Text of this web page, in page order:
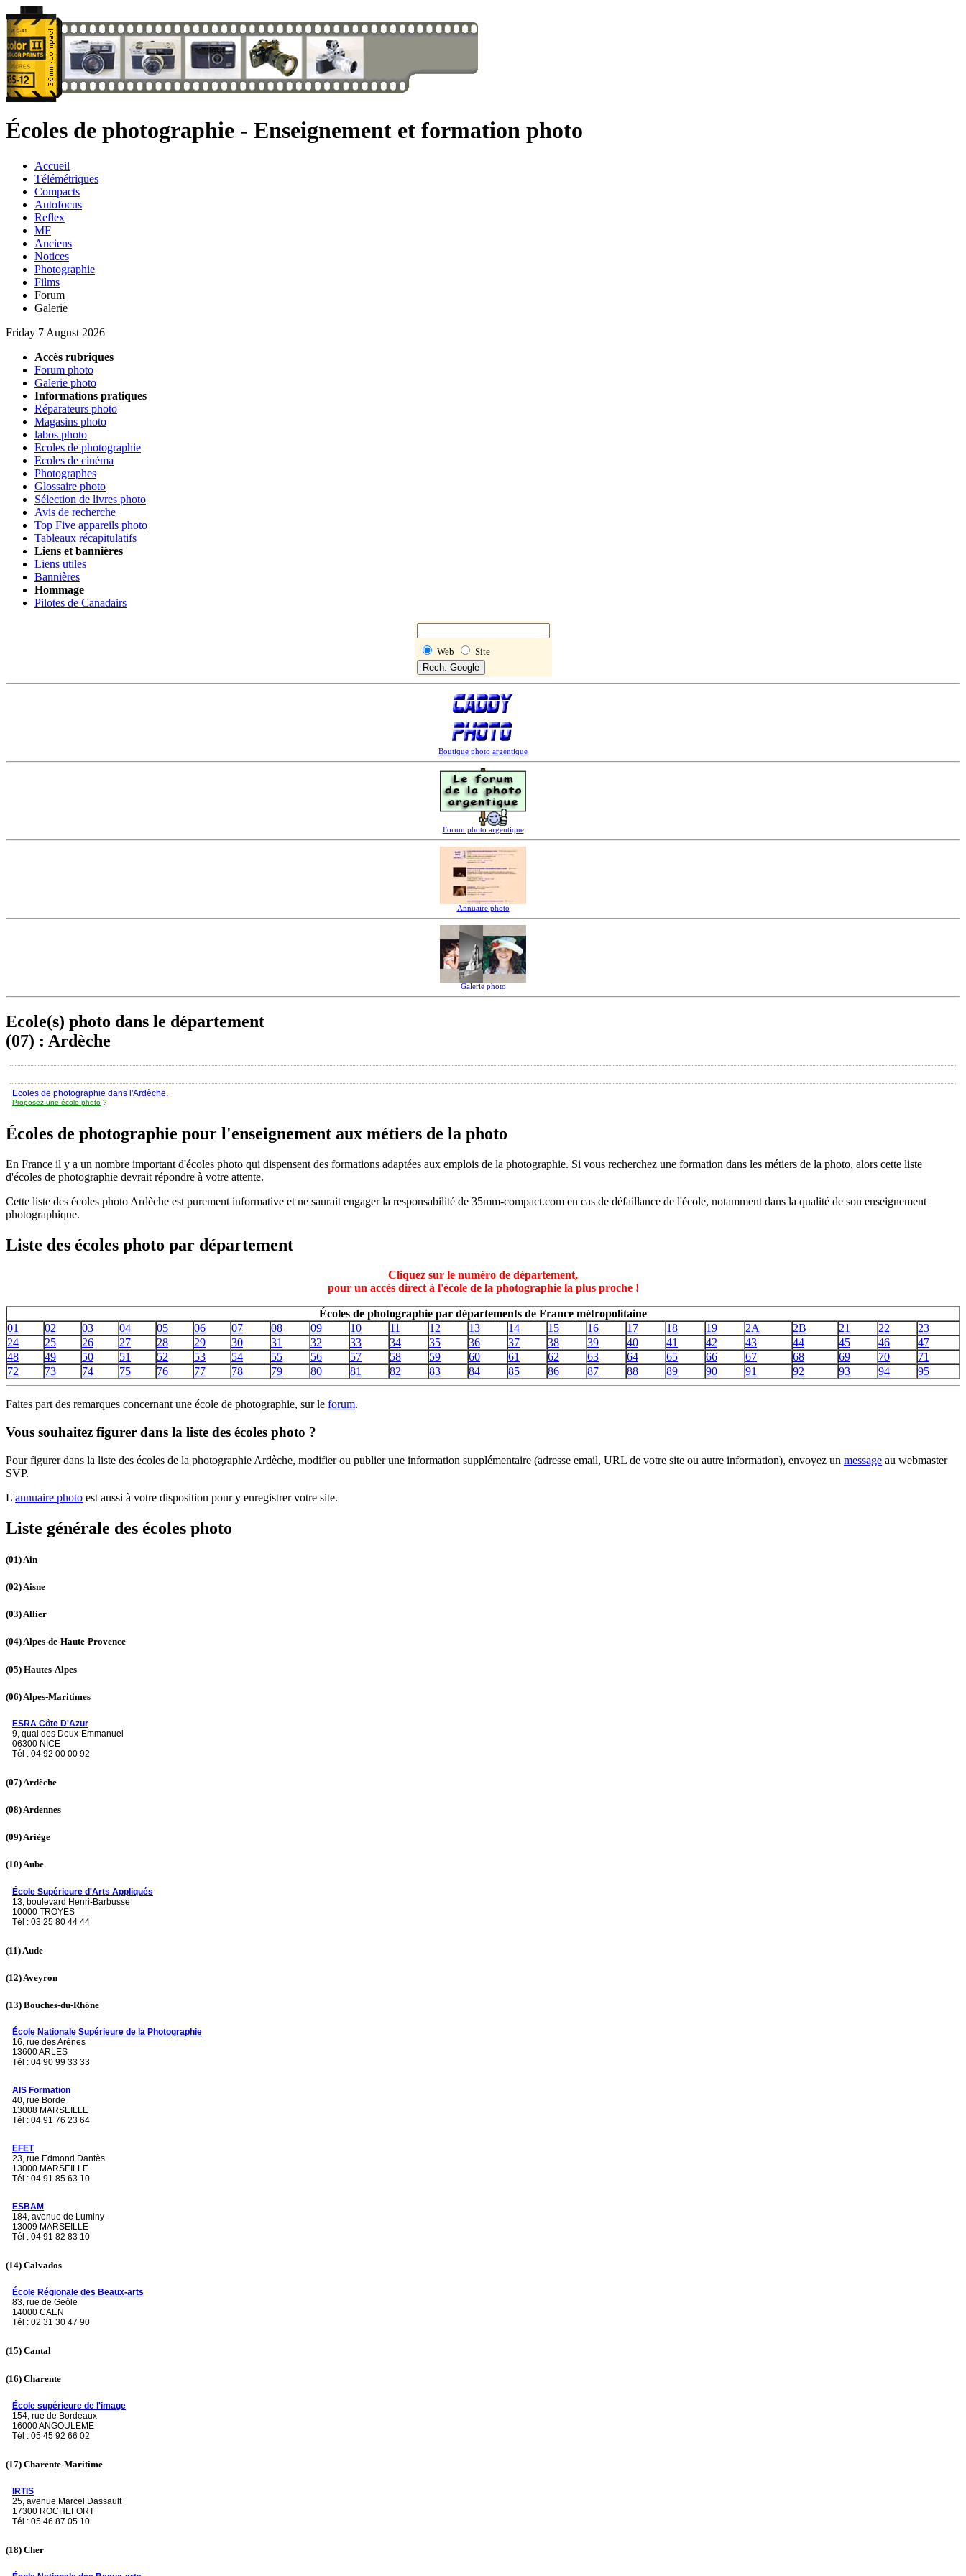
Écoles de photographie - Enseignement et formation photo
Accueil
Télémétriques
Compacts
Autofocus
Reflex
MF
Anciens
Notices
Photographie
Films
Forum
Galerie
Friday 7 August 2026
Accès rubriques
Forum photo
Galerie photo
Informations pratiques
Réparateurs photo
Magasins photo
labos photo
Ecoles de photographie
Ecoles de cinéma
Photographes
Glossaire photo
Sélection de livres photo
Avis de recherche
Top Five appareils photo
Tableaux récapitulatifs
Liens et bannières
Liens utiles
Bannières
Hommage
Pilotes de Canadairs
Web Site
Boutique photo argentique
Forum photo argentique
Annuaire photo
Galerie photo
Ecole(s) photo dans le département
(07) : Ardèche
Ecoles de photographie dans l'Ardèche.
Proposez une école photo ?
Écoles de photographie pour l'enseignement aux métiers de la photo
En France il y a un nombre important d'écoles photo qui dispensent des formations adaptées aux emplois de la photographie. Si vous recherchez une formation dans les métiers de la photo, alors cette liste
d'écoles de photographie devrait répondre à votre attente.
Cette liste des écoles photo Ardèche est purement informative et ne saurait engager la responsabilité de 35mm-compact.com en cas de défaillance de l'école, notamment dans la qualité de son enseignement
photographique.
Liste des écoles photo par département
Cliquez sur le numéro de département,
pour un accès direct à l'école de la photographie la plus proche !
Écoles de photographie par départements de France métropolitaine
01
02 03 04 05 06 07 08 09 10 11 12 13 14 15 16 17 18 19 2A 2B 21 22
23
24
25 26 27 28 29 30 31 32 33 34 35 36 37 38 39 40 41 42 43 44 45 46
47
48
49 50 51 52 53 54 55 56 57 58 59 60 61 62 63 64 65 66 67 68 69 70
71
72
73 74 75 76 77 78 79 80 81 82 83 84 85 86 87 88 89 90 91 92 93 94 95
Faites part des remarques concernant une école de photographie, sur le forum.
Vous souhaitez figurer dans la liste des écoles photo ?
Pour figurer dans la liste des écoles de la photographie Ardèche, modifier ou publier une information supplémentaire (adresse email, URL de votre site ou autre information), envoyez un message au webmaster
SVP.
L'annuaire photo est aussi à votre disposition pour y enregistrer votre site.
Liste générale des écoles photo
(01) Ain
(02)Aisne
(03)Allier
(04)Alpes-de-Haute-Provence
(05) Hautes-Alpes
(06) Alpes-Maritimes
ESRA Côte D'Azur
9, quai des Deux-Emmanuel
06300 NICE
Tél : 04 92 00 00 92
(07) Ardèche
(08)Ardennes
(09)Ariège
(10)Aube
École Supérieure d'Arts Appliqués
13, boulevard Henri-Barbusse
10000 TROYES
Tél : 03 25 80 44 44
(11) Aude
(12) Aveyron
(13) Bouches-du-Rhône
École Nationale Supérieure de la Photographie
16, rue des Arènes
13600 ARLES
Tél : 04 90 99 33 33
AIS Formation
40, rue Borde
13008 MARSEILLE
Tél : 04 91 76 23 64
EFET
23, rue Edmond Dantès
13000 MARSEILLE
Tél : 04 91 85 63 10
ESBAM
184, avenue de Luminy
13009 MARSEILLE
Tél : 04 91 82 83 10
(14) Calvados
École Régionale des Beaux-arts
83, rue de Geôle
14000 CAEN
Tél : 02 31 30 47 90
(15) Cantal
(16) Charente
École supérieure de l'image
154, rue de Bordeaux
16000 ANGOULEME
Tél : 05 45 92 66 02
(17) Charente-Maritime
IRTIS
25, avenue Marcel Dassault
17300 ROCHEFORT
Tél : 05 46 87 05 10
(18) Cher